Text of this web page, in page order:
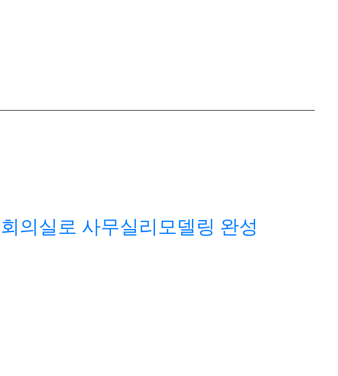
의실로 사무실리모델링 완성